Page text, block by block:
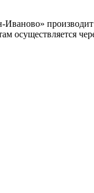
производит
осуществляется